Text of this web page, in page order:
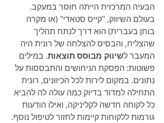
הבעיה המרכזית הייתה חוסר במעקב.
בעולם השיווק, "קייס סטאדי" (או מקרה
בוחן בעברית) הוא דרך לנתח תהליך
שהצליח, והבסיס להצלחה של רונית היה
המעבר לשיווק מבוסס תוצאות. במילים
פשוטות: הפסקת הניחושים והתבססות על
נתונים. במקום לירות לכל הכיוונים, רונית
התחילה למדוד בדיוק כמה עולה לה להביא
כל לקוחה חדשה לקליניקה, ואילו הודעות
גורמות ללקוחות קיימות לחזור לטיפול נוסף.